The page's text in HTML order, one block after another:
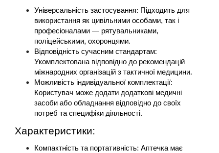
Універсальність застосування: Підходить для
використання як цивільними особами, так і
професіоналами — рятувальниками,
поліцейськими, охоронцями.
Відповідність сучасним стандартам:
Укомплектована відповідно до рекомендацій
міжнародних організацій з тактичної медицини.
Можливість індивідуальної комплектації:
Користувач може додати додаткові медичні
засоби або обладнання відповідно до своїх
потреб та специфіки діяльності.
Характеристики:
Компактність та портативність: Аптечка має